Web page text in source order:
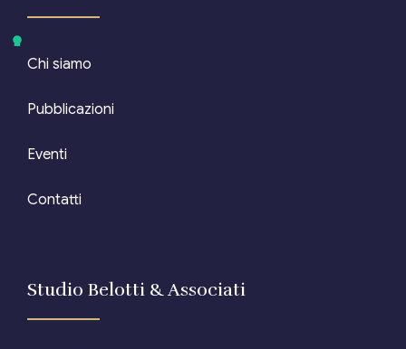
Chi siamo
Pubblicazioni
Eventi
Contatti
Studio Belotti & Associati